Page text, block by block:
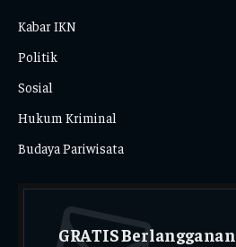
Kabar IKN
Politik
Sosial
Hukum Kriminal
Budaya Pariwisata
GRATIS Berlangganan